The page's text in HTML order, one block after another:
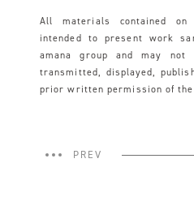
All materials contained on
intended to present work
amana group and may not
transmitted, displayed,
prior written permission of
PREV